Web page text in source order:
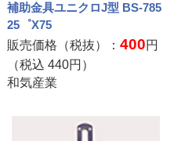
補助金具ユニクロJ型 BS-785
25゜X75
販売価格（税抜）： 400円
（税込 440円）
和気産業